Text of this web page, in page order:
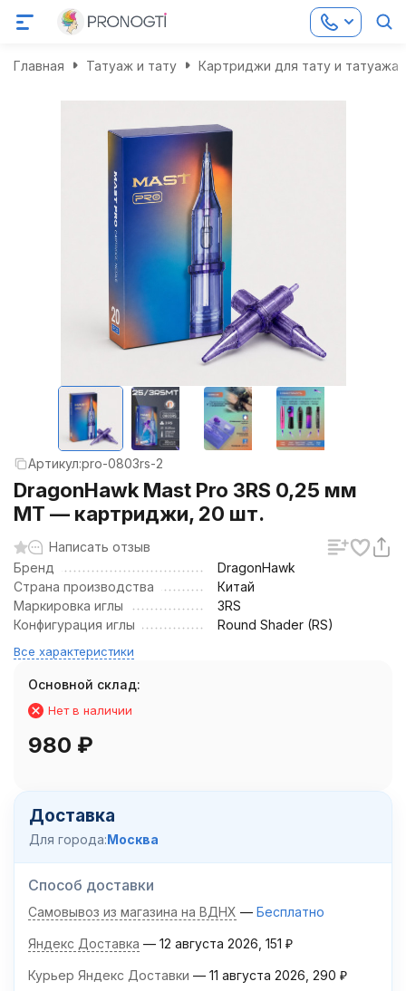
Главная Татуаж и тату Картриджи для тату и татуажа
Артикул:pro-0803rs-2
DragonHawk Mast Pro 3RS 0,25 мм
MT — картриджи, 20 шт.
Написать отзыв
Бренд
DragonHawk
Страна производства
Китай
Маркировка иглы
3RS
Конфигурация иглы
Round Shader (RS)
Все характеристики
Основной склад:
Нет в наличии
980 ₽
Доставка
Для города:Москва
Способ доставки
Самовывоз из магазина на ВДНХ Бесплатно
Яндекс Доставка 12 августа 2026 151 ₽
Курьер Яндекс Доставки 11 августа 2026 290 ₽